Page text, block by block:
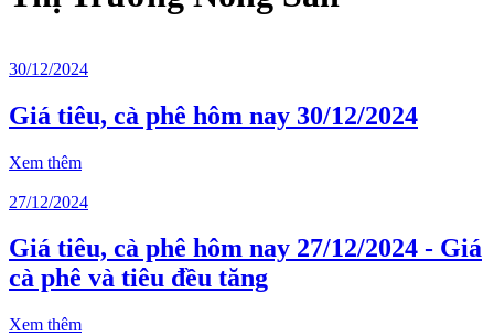
30/12/2024
Giá tiêu, cà phê hôm nay 30/12/2024
Xem thêm
27/12/2024
Giá tiêu, cà phê hôm nay 27/12/2024 - Giá
cà phê và tiêu đều tăng
Xem thêm